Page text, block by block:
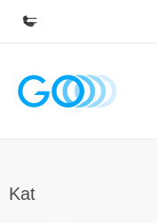
Inicio
Kat